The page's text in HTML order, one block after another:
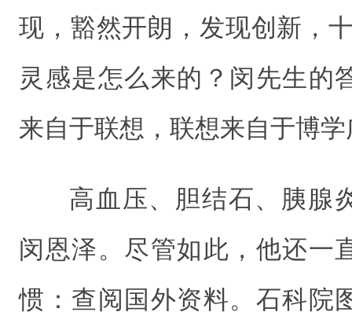
现，豁然开朗，发现创新，
灵感是怎么来的？闵先生的
来自于联想，联想来自于博
高血压、胆结石、胰
闵恩泽。尽管如此，他还一
惯：查阅国外资料。石科院